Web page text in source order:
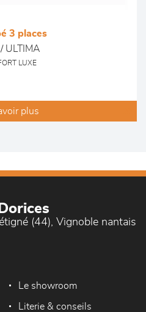
3 places
ULTIMA
LUXE
plus
(44), Vignoble nantais
Le showroom
Literie & conseils